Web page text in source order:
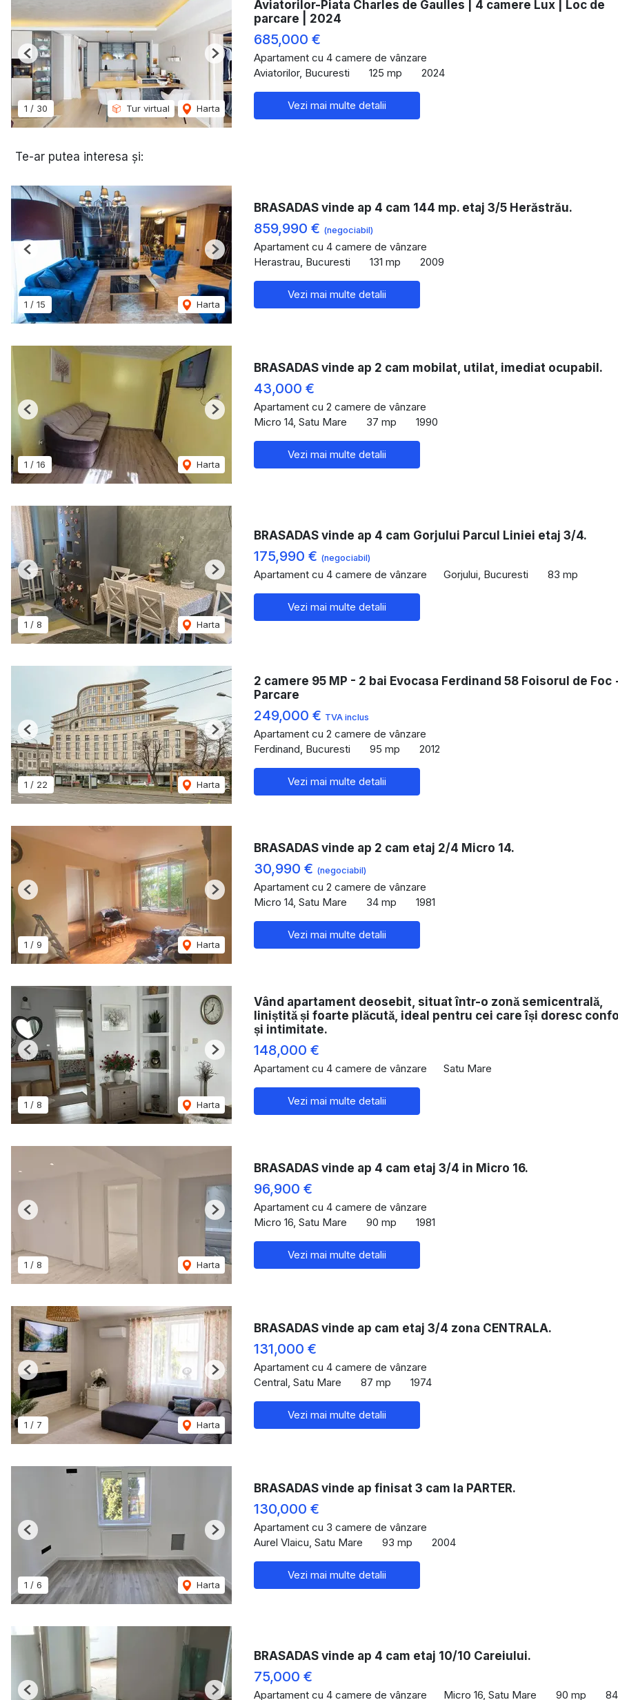
1 / 30 Tur virtual Harta
Previous Next
Aviatorilor-Piata Charles de Gaulles | 4 camere Lux | Loc de
parcare | 2024
685,000 €
Apartament cu 4 camere de vânzare
Aviatorilor, Bucuresti
125 mp 2024
Vezi mai multe detalii
Te-ar putea interesa și:
1 / 15 Harta
Previous Next
BRASADAS vinde ap 4 cam 144 mp. etaj 3/5 Herăstrău.
859,990 € (negociabil)
Apartament cu 4 camere de vânzare
Herastrau, Bucuresti
131 mp 2009
Vezi mai multe detalii
1 / 16 Harta
Previous Next
BRASADAS vinde ap 2 cam mobilat, utilat, imediat ocupabil.
43,000 €
Apartament cu 2 camere de vânzare
Micro 14, Satu Mare
37 mp 1990
Vezi mai multe detalii
1 / 8 Harta
Previous Next
BRASADAS vinde ap 4 cam Gorjului Parcul Liniei etaj 3/4.
175,990 € (negociabil)
Apartament cu 4 camere de vânzare Gorjului, Bucuresti 83 mp
Vezi mai multe detalii
1 / 22 Harta
Previous Next
2 camere 95 MP - 2 bai Evocasa Ferdinand 58 Foisorul de Foc
Parcare
249,000 € TVA inclus
Apartament cu 2 camere de vânzare
Ferdinand, Bucuresti
95 mp 2012
Vezi mai multe detalii
1 / 9 Harta
Previous Next
BRASADAS vinde ap 2 cam etaj 2/4 Micro 14.
30,990 € (negociabil)
Apartament cu 2 camere de vânzare
Micro 14, Satu Mare
34 mp 1981
Vezi mai multe detalii
1 / 8 Harta
Previous Next
Vând apartament deosebit, situat într-o zonă semicentrală,
liniștită și foarte plăcută, ideal pentru cei care își doresc
și intimitate.
148,000 €
Apartament cu 4 camere de vânzare Satu Mare
Vezi mai multe detalii
1 / 8 Harta
Previous Next
BRASADAS vinde ap 4 cam etaj 3/4 in Micro 16.
96,900 €
Apartament cu 4 camere de vânzare
Micro 16, Satu Mare
90 mp 1981
Vezi mai multe detalii
1 / 7 Harta
Previous Next
BRASADAS vinde ap cam etaj 3/4 zona CENTRALA.
131,000 €
Apartament cu 4 camere de vânzare
Central, Satu Mare
87 mp 1974
Vezi mai multe detalii
1 / 6 Harta
Previous Next
BRASADAS vinde ap finisat 3 cam la PARTER.
130,000 €
Apartament cu 3 camere de vânzare
Aurel Vlaicu, Satu Mare
93 mp 2004
Vezi mai multe detalii
Previous Next
BRASADAS vinde ap 4 cam etaj 10/10 Careiului.
75,000 €
Apartament cu 4 camere de vânzare Micro 16, Satu Mare 90 mp 84